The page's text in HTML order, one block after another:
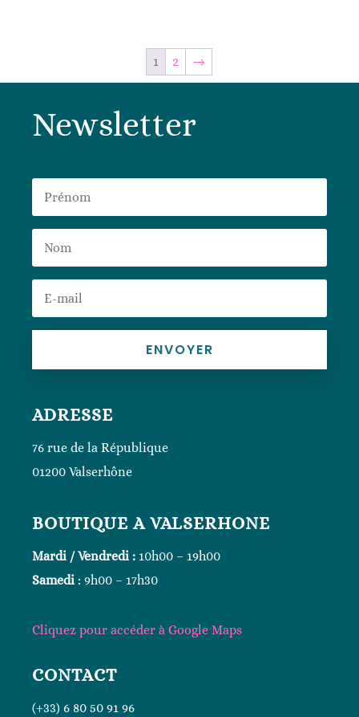
1 2 →
Newsletter
ENVOYER
ADRESSE
76 rue de la République
01200 Valserhône
BOUTIQUE A VALSERHONE
Mardi / Vendredi : 10h00 – 19h00
Samedi : 9h00 – 17h30
Cliquez pour accéder à Google Maps
CONTACT
(+33) 6 80 50 91 96